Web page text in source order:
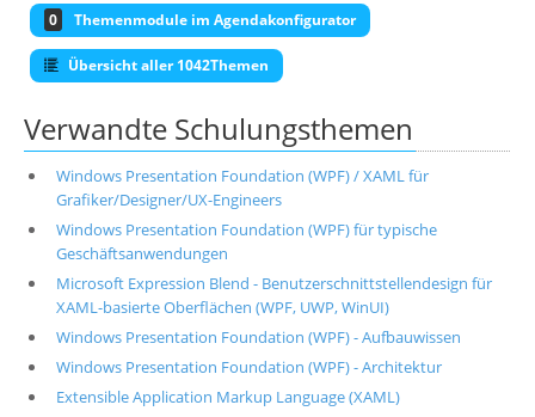
0 Themenmodule im Agendakonfigurator
Übersicht aller 1042Themen
Verwandte Schulungsthemen
Windows Presentation Foundation (WPF) / XAML für
Grafiker/Designer/UX-Engineers
Windows Presentation Foundation (WPF) für typische
Geschäftsanwendungen
Microsoft Expression Blend - Benutzerschnittstellendesign für
XAML-basierte Oberflächen (WPF, UWP, WinUI)
Windows Presentation Foundation (WPF) - Aufbauwissen
Windows Presentation Foundation (WPF) - Architektur
Extensible Application Markup Language (XAML)